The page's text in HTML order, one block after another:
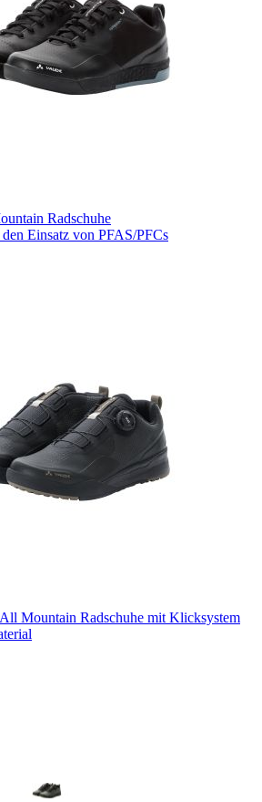
Radschuhe
Einsatz von PFAS/PFCs
Mountain Radschuhe mit Klicksystem